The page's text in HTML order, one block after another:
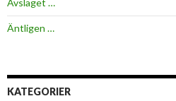
Avslaget …
Äntligen …
KATEGORIER